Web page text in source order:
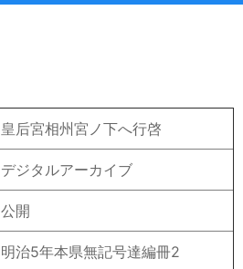
皇后宮相州宮ノ下へ行啓
デジタルアーカイブ
公開
明治5年本県無記号達編冊2